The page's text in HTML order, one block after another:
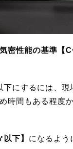
密性能の基準【
にするには、現
時間もある程度
下】 になるよう